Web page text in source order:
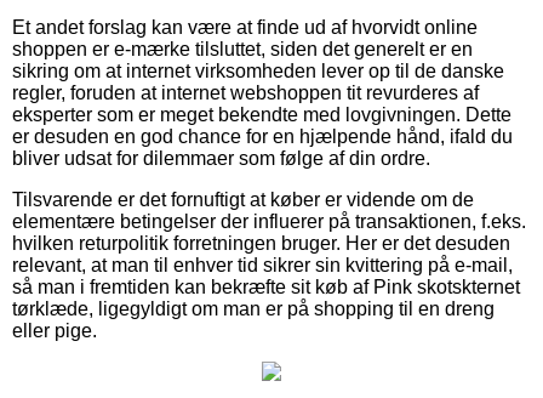
Et andet forslag kan være at finde ud af hvorvidt online
shoppen er e-mærke tilsluttet, siden det generelt er en
sikring om at internet virksomheden lever op til de danske
regler, foruden at internet webshoppen tit revurderes af
eksperter som er meget bekendte med lovgivningen. Dette
er desuden en god chance for en hjælpende hånd, ifald du
bliver udsat for dilemmaer som følge af din ordre.
Tilsvarende er det fornuftigt at køber er vidende om de
elementære betingelser der influerer på transaktionen, f.eks.
hvilken returpolitik forretningen bruger. Her er det desuden
relevant, at man til enhver tid sikrer sin kvittering på e-mail,
så man i fremtiden kan bekræfte sit køb af Pink skotskternet
tørklæde, ligegyldigt om man er på shopping til en dreng
eller pige.